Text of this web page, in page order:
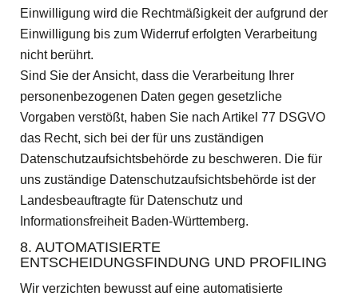
Einwilligung wird die Rechtmäßigkeit der aufgrund der
Einwilligung bis zum Widerruf erfolgten Verarbeitung
nicht berührt.
Sind Sie der Ansicht, dass die Verarbeitung Ihrer
personenbezogenen Daten gegen gesetzliche
Vorgaben verstößt, haben Sie nach Artikel 77 DSGVO
das Recht, sich bei der für uns zuständigen
Datenschutzaufsichtsbehörde zu beschweren. Die für
uns zuständige Datenschutzaufsichtsbehörde ist der
Landesbeauftragte für Datenschutz und
Informationsfreiheit Baden-Württemberg.
8. AUTOMATISIERTE
ENTSCHEIDUNGSFINDUNG UND PROFILING
Wir verzichten bewusst auf eine automatisierte